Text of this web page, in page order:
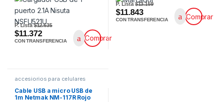
P. Lista$12.635
$11.372
CON TRANSFERENCIA Comprar
P. Lista$13.159
$11.843
CON TRANSFERENCIA Comprar
accesiorios para celulares
Cable USB a micro USB de
1m Netmak NM-117R Rojo